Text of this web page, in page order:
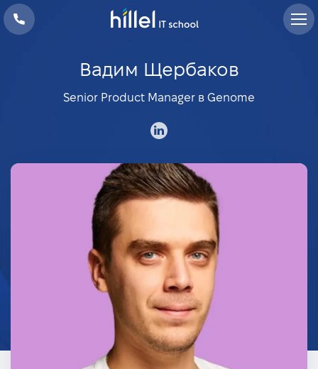
Вадим Щербаков
Senior Product Manager в Genome